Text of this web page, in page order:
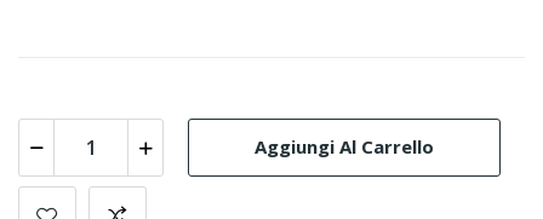
Aggiungi Al Carrello